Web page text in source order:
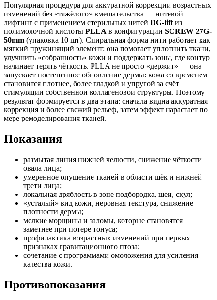
Популярная процедура для аккуратной коррекции возрастных
изменений без «тяжёлого» вмешательства — нитевой
лифтинг с применением стерильных нитей DG-lift из
полимолочной кислоты PLLA в конфигурации SCREW 27G-
50mm (упаковка 10 шт). Спиральная форма нити работает как
мягкий пружинящий элемент: она помогает уплотнить ткани,
улучшить «собранность» кожи и поддержать зоны, где контур
начинает терять чёткость. PLLA не просто «держит» — она
запускает постепенное обновление дермы: кожа со временем
становится плотнее, более гладкой и упругой за счёт
стимуляции собственной коллагеновой структуры. Поэтому
результат формируется в два этапа: сначала видна аккуратная
коррекция и более свежий рельеф, затем эффект нарастает по
мере ремоделирования тканей.
Показания
размытая линия нижней челюсти, снижение чёткости
овала лица;
умеренное опущение тканей в области щёк и нижней
трети лица;
локальная дряблость в зоне подбородка, шеи, скул;
«усталый» вид кожи, неровная текстура, снижение
плотности дермы;
мелкие морщины и заломы, которые становятся
заметнее при потере тонуса;
профилактика возрастных изменений при первых
признаках гравитационного птоза;
сочетание с программами омоложения для усиления
качества кожи.
Противопоказания